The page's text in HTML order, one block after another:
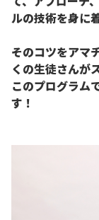
ルの技術を身に
そのコツをアマ
くの生徒さんが
このプログラム
す！